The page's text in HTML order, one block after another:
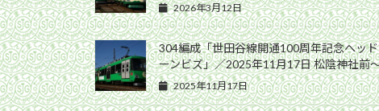
2026年3月12日
304編成「世田谷線開通100周年記念ヘッ
ーンビズ」／2025年11月17日 松陰神社前
2025年11月17日